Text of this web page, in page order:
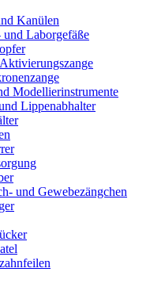
Kanülen
und Laborgefäße
Modellierinstrumente
Lippenabhalter
und Gewebezängchen